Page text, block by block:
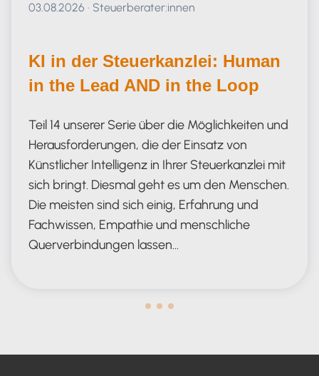
Veröffentlicht am 03.08.2026
03.08.2026 · Steuerberater:innen
KI in der Steuerkanzlei: Human
in the Lead AND in the Loop
Teil 14 unserer Serie über die Möglichkeiten und
Herausforderungen, die der Einsatz von
Künstlicher Intelligenz in Ihrer Steuerkanzlei mit
sich bringt. Diesmal geht es um den Menschen.
Die meisten sind sich einig, Erfahrung und
Fachwissen, Empathie und menschliche
Querverbindungen lassen…